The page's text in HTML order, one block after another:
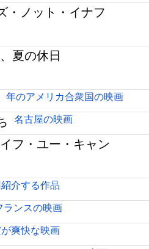
・ノット・イナフ
夏の休日
年のアメリカ合衆国の映画
名古屋の映画
フ・ユー・キャン
介する作品
ランスの映画
爽快な映画